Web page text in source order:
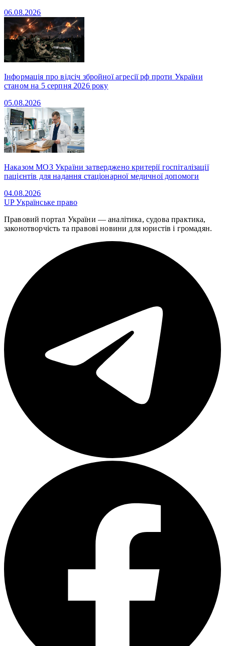
06.08.2026
Інформація про відсіч збройної агресії рф проти України
станом на 5 серпня 2026 року
05.08.2026
Наказом МОЗ України затверджено критерії госпіталізації
пацієнтів для надання стаціонарної медичної допомоги
04.08.2026
UPУкраїнське право
Правовий портал України — аналітика, судова практика,
законотворчість та правові новини для юристів і громадян.